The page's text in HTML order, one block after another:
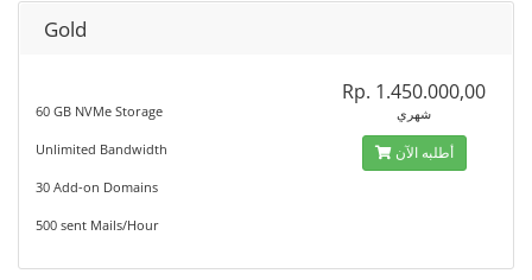
Gold
60 GB NVMe Storage
Unlimited Bandwidth
30 Add-on Domains
500 sent Mails/Hour
Rp. 1.450.000,00
شهري
أطلبه الآن